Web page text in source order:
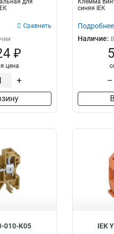
для
Сравнить
₽
цена
+
Клемма
синяя IEK
Подробнее
Наличие:
–
010-K05 IEK